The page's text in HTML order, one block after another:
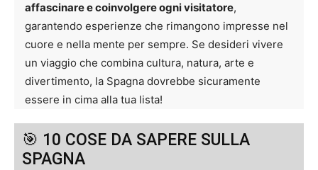
affascinare e coinvolgere ogni visitatore,
garantendo esperienze che rimangono impresse nel
cuore e nella mente per sempre. Se desideri vivere
un viaggio che combina cultura, natura, arte e
divertimento, la Spagna dovrebbe sicuramente
essere in cima alla tua lista!
🎯 10 COSE DA SAPERE SULLA
SPAGNA